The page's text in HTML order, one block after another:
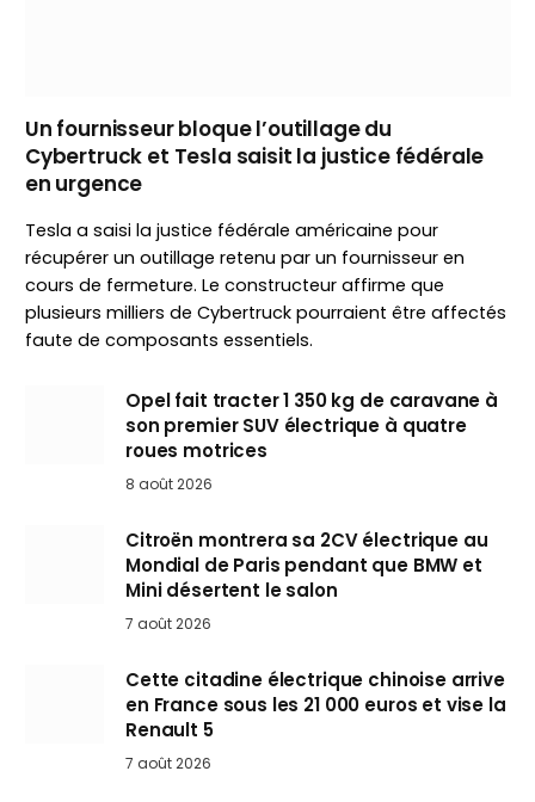
Un fournisseur bloque l’outillage du
Cybertruck et Tesla saisit la justice fédérale
en urgence
Tesla a saisi la justice fédérale américaine pour
récupérer un outillage retenu par un fournisseur en
cours de fermeture. Le constructeur affirme que
plusieurs milliers de Cybertruck pourraient être affectés
faute de composants essentiels.
Opel fait tracter 1 350 kg de caravane à
son premier SUV électrique à quatre
roues motrices
8 août 2026
Citroën montrera sa 2CV électrique au
Mondial de Paris pendant que BMW et
Mini désertent le salon
7 août 2026
Cette citadine électrique chinoise arrive
en France sous les 21 000 euros et vise la
Renault 5
7 août 2026